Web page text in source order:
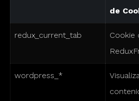
de
redux_current_tab
Cookie
wordpress_*